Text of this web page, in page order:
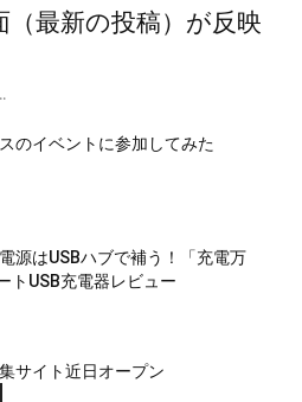
（最新の投稿）が反映
のイベントに参加してみた
源はUSBハブで補う！「充電万
トUSB充電器レビュー
サイト近日オープン